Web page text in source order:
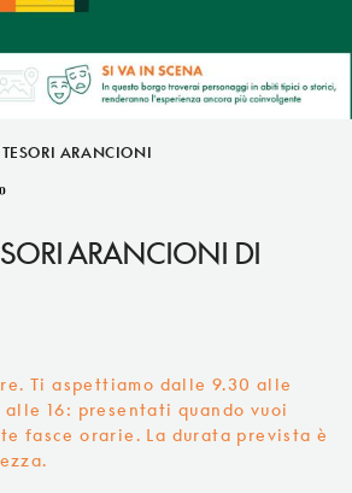
ARANCIONI
ARANCIONI DI
Ti aspettiamo dalle 9.30 alle
alle 16: presentati quando vuoi
fasce orarie. La durata prevista è